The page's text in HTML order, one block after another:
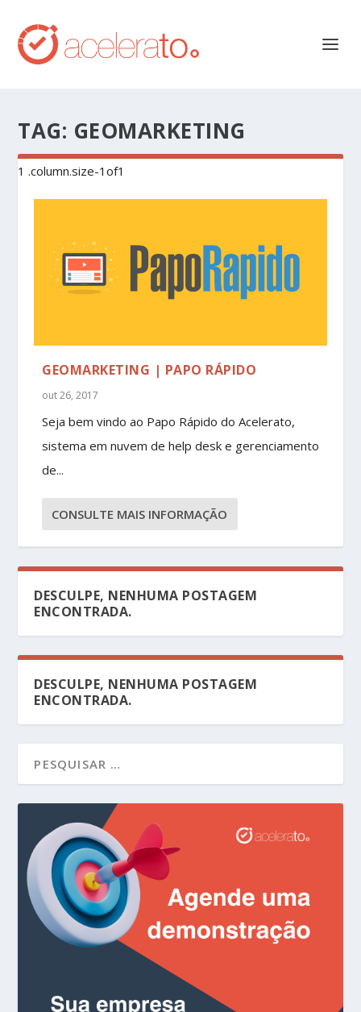
TAG: GEOMARKETING
GEOMARKETING | PAPO RÁPIDO
out 26, 2017
Seja bem vindo ao Papo Rápido do Acelerato,
sistema em nuvem de help desk e gerenciamento
de...
CONSULTE MAIS INFORMAÇÃO
DESCULPE, NENHUMA POSTAGEM
ENCONTRADA.
DESCULPE, NENHUMA POSTAGEM
ENCONTRADA.